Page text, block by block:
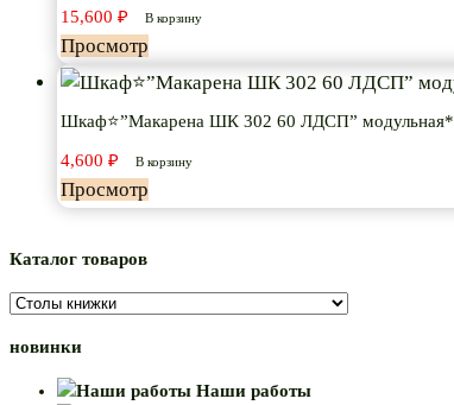
15,600 ₽ В корзину
Просмотр
Шкаф⭐”Макарена ШК 302 60 ЛДСП” модульная*
4,600 ₽ В корзину
Просмотр
Каталог товаров
новинки
Наши работы